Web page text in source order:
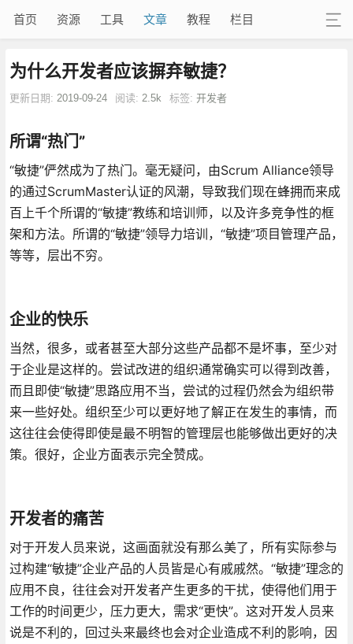
首页 资源 工具 文章 教程 栏目
为什么开发者应该摒弃敏捷？
更新日期: 2019-09-24 阅读: 2.5k 标签: 开发者
所谓“热门”
“敏捷”俨然成为了热门。毫无疑问，由Scrum Alliance领导
的通过ScrumMaster认证的风潮，导致我们现在蜂拥而来成
百上千个所谓的“敏捷”教练和培训师，以及许多竞争性的框
架和方法。所谓的“敏捷”领导力培训，“敏捷”项目管理产品，
等等，层出不穷。
企业的快乐
当然，很多，或者甚至大部分这些产品都不是坏事，至少对
于企业是这样的。尝试改进的组织通常确实可以得到改善，
而且即使“敏捷”思路应用不当，尝试的过程仍然会为组织带
来一些好处。组织至少可以更好地了解正在发生的事情，而
这往往会使得即使是最不明智的管理层也能够做出更好的决
策。很好，企业方面表示完全赞成。
开发者的痛苦
对于开发人员来说，这画面就没有那么美了，所有实际参与
过构建“敏捷”企业产品的人员皆是心有戚戚然。“敏捷”理念的
应用不良，往往会对开发者产生更多的干扰，使得他们用于
工作的时间更少，压力更大，需求“更快”。这对开发人员来
说是不利的，回过头来最终也会对企业造成不利的影响，因